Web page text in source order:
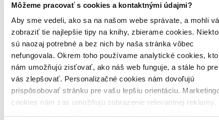
Môžeme pracovať s cookies a kontaktnými údajmi?
Aby sme vedeli, ako sa na našom webe správate, a mohli
zobraziť tie najlepšie tipy na knihy, zbierame cookies.
sú naozaj potrebné a bez nich by naša stránka vôbec
nefungovala. Okrem toho používame analytické cookies,
nám umožňujú zisťovať, ako náš web funguje, a stále ho pre
vás zlepšovať. Personalizačné cookies nám dovoľujú
prispôsobovať stránku pre vašu lepšiu orientáciu.
cookies nám zas umožňujú zobrazenie relevantnej reklamy.
Brožovaná väzba
Výborný stav
Túto knihu sme vykúpili cezKnihovrátoka je vo
výbornom stave.
Rozdiel medzi touto knihou a novou by ste
asi ani nespoznali. Knihu sme označili nálepkou, ktorá môže
na niektorých obaloch zanechať stopy.
Čeština, 2015
Na sklade
Tento produkt síce máme aktuálne na sklade, máme však už
iba posledné kusy a ďalšie už nemá ani distribútor, preto je